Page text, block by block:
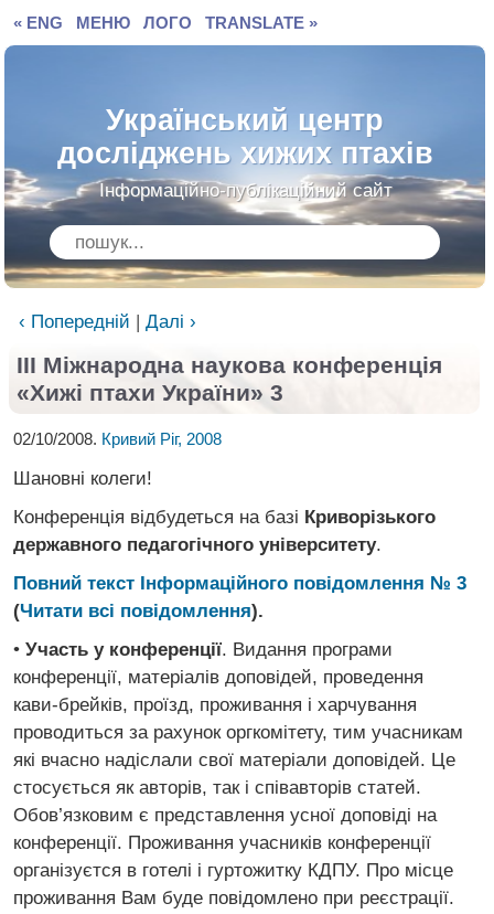
« ENG МЕНЮ ЛОГО TRANSLATE »
Український центр
досліджень хижих птахів
Інформаційно-публікаційний сайт
‹ Попередній | Далі ›
ІІІ Міжнародна наукова конференція
«Хижі птахи України» 3
02/10/2008. Кривий Ріг, 2008
Шановні колеги!
Конференція відбудеться на базі Криворізького
державного педагогічного університету.
Повний текст Інформаційного повідомлення № 3
(Читати всi повiдомлення).
• Участь у конференції. Видання програми
конференції, матеріалів доповідей, проведення
кави-брейків, проїзд, проживання і харчування
проводиться за рахунок оргкомітету, тим учасникам
які вчасно надіслали свої матеріали доповідей. Це
стосується як авторів, так і співавторів статей.
Обов’язковим є представлення усної доповіді на
конференції. Проживання учасників конференції
організуєтся в готелі і гуртожитку КДПУ. Про місце
проживання Вам буде повідомлено при реєстрації.